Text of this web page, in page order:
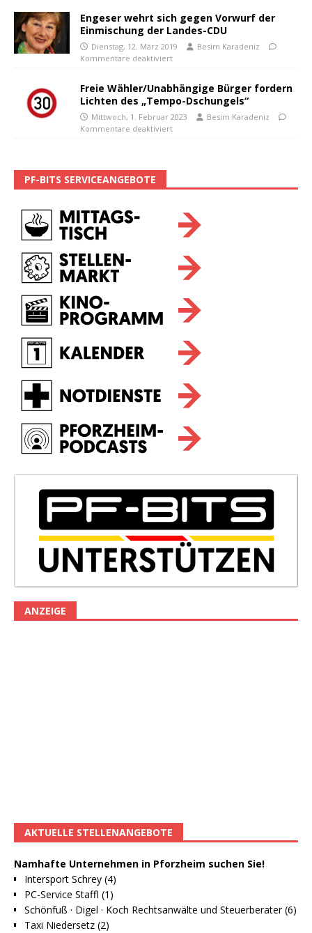
Engeser wehrt sich gegen Vorwurf der
Einmischung der Landes-CDU
Dienstag, 12. März 2019
Besim Karadeniz
Kommentare deaktiviert
Freie Wähler/Unabhängige Bürger fordern
Lichten des „Tempo-Dschungels“
Mittwoch, 1. Februar 2023
Besim Karadeniz
Kommentare deaktiviert
PF-BITS SERVICEANGEBOTE
ANZEIGE
AKTUELLE STELLENANGEBOTE
Namhafte Unternehmen in Pforzheim suchen Sie!
Intersport Schrey (4)
PC-Service Staffl (1)
Schönfuß · Digel · Koch Rechtsanwälte und Steuerberater (6)
Taxi Niedersetz (2)